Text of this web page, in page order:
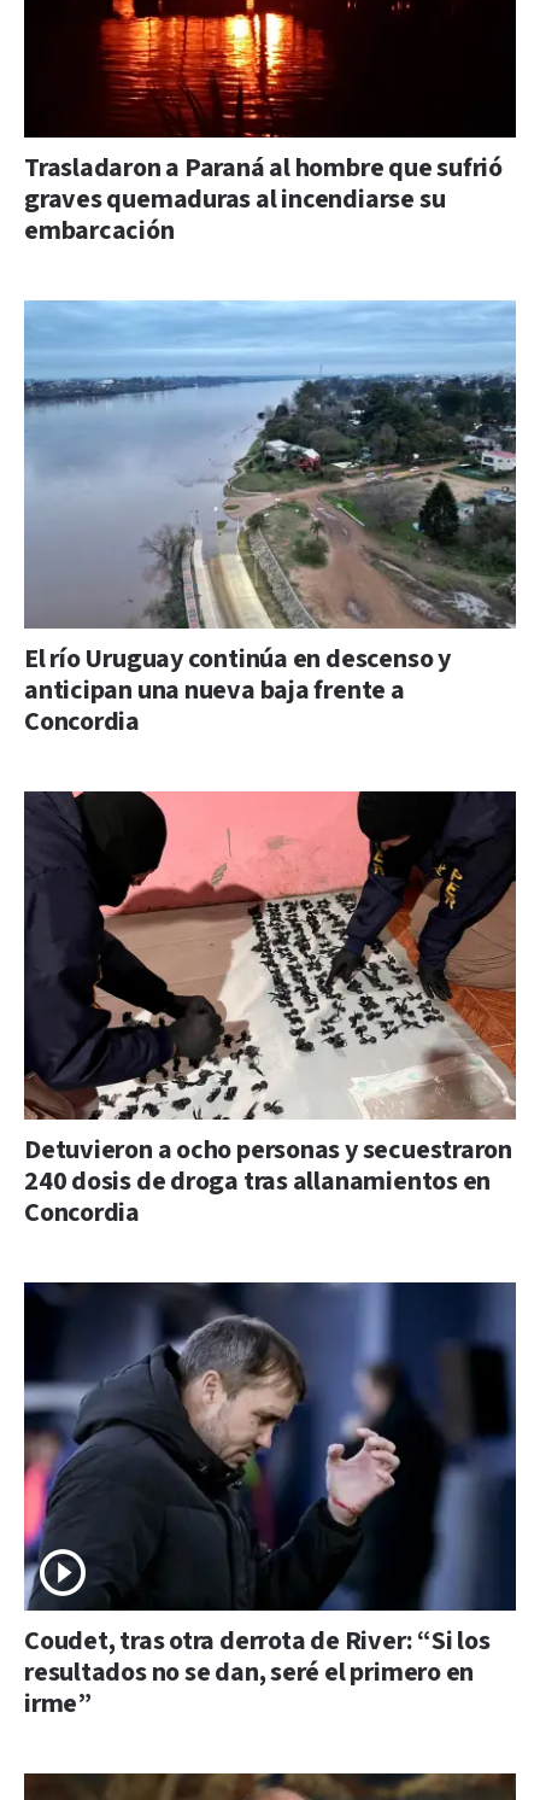
Trasladaron a Paraná al hombre que sufrió
graves quemaduras al incendiarse su
embarcación
El río Uruguay continúa en descenso y
anticipan una nueva baja frente a
Concordia
Detuvieron a ocho personas y secuestraron
240 dosis de droga tras allanamientos en
Concordia
Coudet, tras otra derrota de River: “Si los
resultados no se dan, seré el primero en
irme”